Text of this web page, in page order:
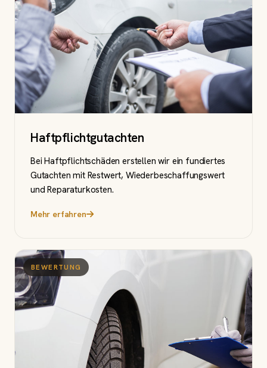
Haftpflichtgutachten
Bei Haftpflichtschäden erstellen wir ein fundiertes
Gutachten mit Restwert, Wiederbeschaffungswert
und Reparaturkosten.
Mehr erfahren
BEWERTUNG